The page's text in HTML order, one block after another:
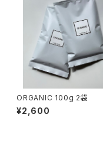
ORGANIC 100g 2袋
¥2,600